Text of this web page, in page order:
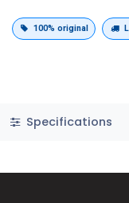
100% original
Specifications